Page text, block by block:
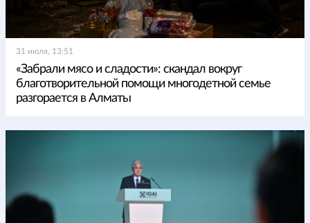
31 июля, 13:51
«Забрали мясо и сладости»: скандал вокруг
благотворительной помощи многодетной семье
разгорается в Алматы